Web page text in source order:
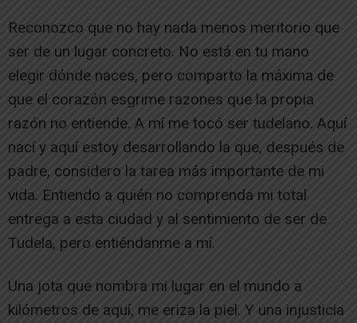
Reconozco que no hay nada menos meritorio que
ser de un lugar concreto. No está en tu mano
elegir dónde naces, pero comparto la máxima de
que el corazón esgrime razones que la propia
razón no entiende. A mí me tocó ser tudelano. Aquí
nací y aquí estoy desarrollando la que, después de
padre, considero la tarea más importante de mi
vida. Entiendo a quién no comprenda mi total
entrega a esta ciudad y al sentimiento de ser de
Tudela, pero entiéndanme a mí.
Una jota que nombra mi lugar en el mundo a
kilómetros de aquí, me eriza la piel. Y una injusticia